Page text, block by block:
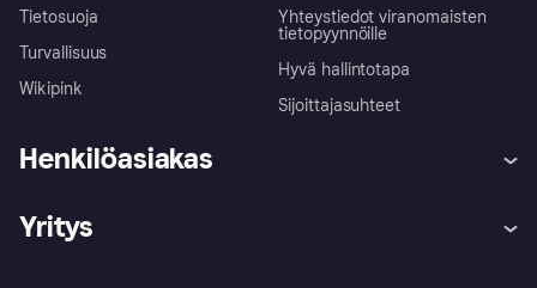
Tietosuoja
Turvallisuus
Wikipink
Yhteystiedot viranomaisten
tietopyynnöille
Hyvä hallintotapa
Sijoittajasuhteet
Henkilöasiakas
Kirjaudu sisään
Yritys